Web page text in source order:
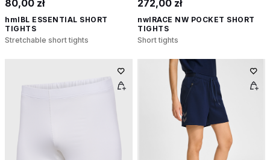
80,00 zł
hmlBL ESSENTIAL SHORT
TIGHTS
Stretchable short tights
272,00 zł
nwlRACE NW POCKET SHORT
TIGHTS
Short tights